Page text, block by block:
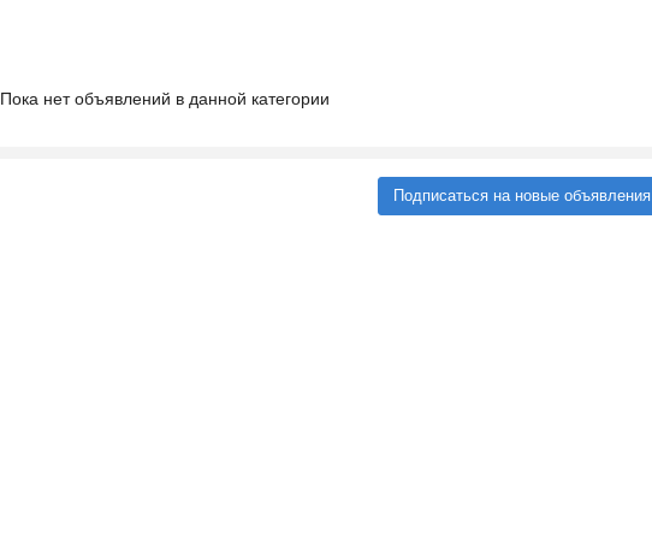
Пока нет объявлений в данной категории
Подписаться на новые объявления